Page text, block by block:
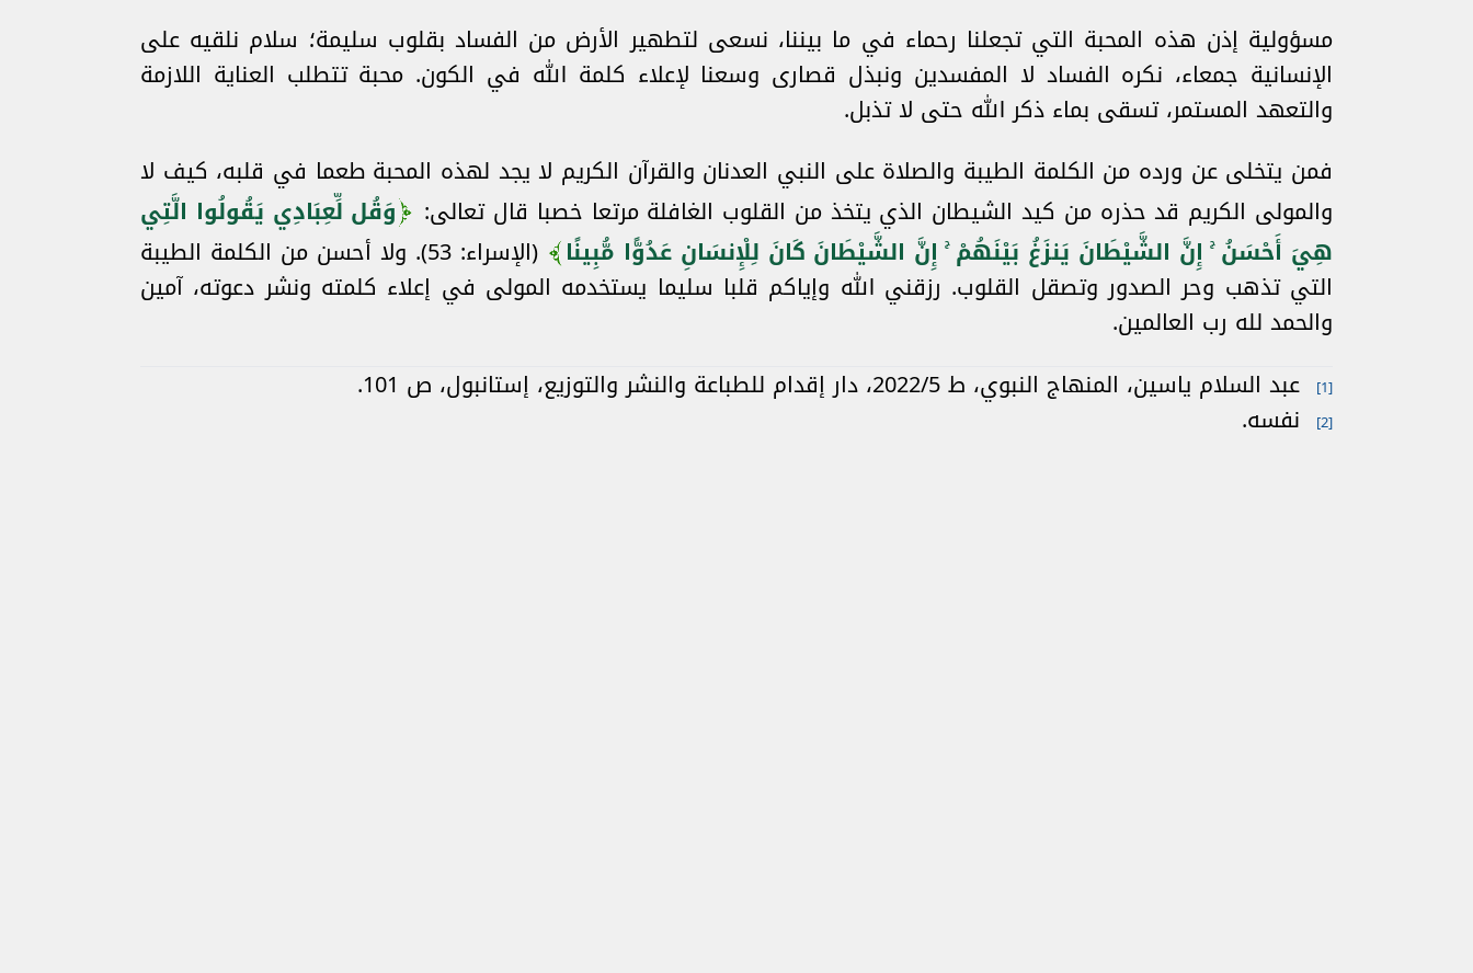
مسؤولية إذن هذه المحبة التي تجعلنا رحماء في ما بيننا، نسعى لتطهير الأرض من الفساد بقلوب سليمة؛ سلام نلقيه على
الإنسانية جمعاء، نكره الفساد لا المفسدين ونبذل قصارى وسعنا لإعلاء كلمة الله في الكون. محبة تتطلب العناية اللازمة
والتعهد المستمر، تسقى بماء ذكر الله حتى لا تذبل.
فمن يتخلى عن ورده من الكلمة الطيبة والصلاة على النبي العدنان والقرآن الكريم لا يجد لهذه المحبة طعما في قلبه، كيف لا
والمولى الكريم قد حذره من كيد الشيطان الذي يتخذ من القلوب الغافلة مرتعا خصبا قال تعالى:
وَقُل لِّعِبَادِي يَقُولُوا الَّتِي
هِيَ أَحْسَنُ ۚ إِنَّ الشَّيْطَانَ يَنزَغُ بَيْنَهُمْ ۚ إِنَّ الشَّيْطَانَ كَانَ لِلْإِنسَانِ عَدُوًّا مُّبِينًا
(الإسراء: 53). ولا أحسن من الكلمة الطيبة
التي تذهب وحر الصدور وتصقل القلوب. رزقني الله وإياكم قلبا سليما يستخدمه المولى في إعلاء كلمته ونشر دعوته، آمين
والحمد لله رب العالمين.
[1] عبد السلام ياسين، المنهاج النبوي، ط 2022/5، دار إقدام للطباعة والنشر والتوزيع، إستانبول، ص 101.
[2] نفسه.